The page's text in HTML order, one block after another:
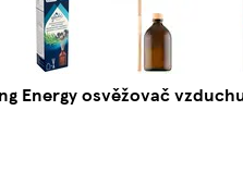
Energy osvěžovač